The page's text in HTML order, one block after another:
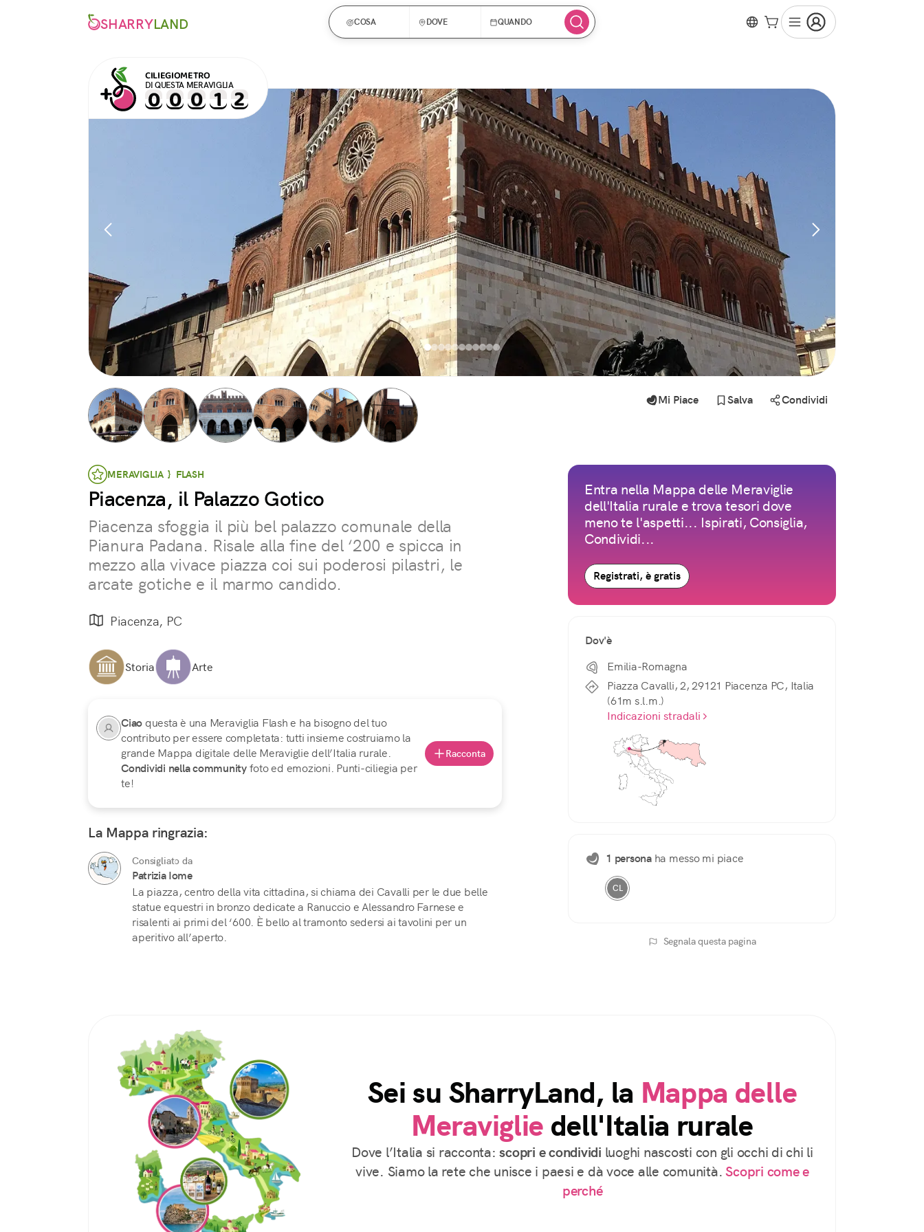
SHARRYLAND COSA DOVE QUANDO
CILIEGIOMETRO
DI QUESTA MERAVIGLIA
MERAVIGLIA } FLASH
Piacenza, il Palazzo Gotico
Piacenza sfoggia il più bel palazzo comunale della
Pianura Padana. Risale alla fine del ‘200 e spicca in
mezzo alla vivace piazza coi sui poderosi pilastri, le
arcate gotiche e il marmo candido.
Piacenza, PC
Storia Arte
Ciao questa è una Meraviglia Flash e ha bisogno del tuo
contributo per essere completata: tutti insieme costruiamo la
grande Mappa digitale delle Meraviglie dell’Italia rurale.
Condividi nella communityfoto ed emozioni. Punti-ciliegia per
te!
Racconta
La Mappa ringrazia:
Consigliato da
Patrizia Iome
La piazza, centro della vita cittadina, si chiama dei Cavalli per le due belle
statue equestri in bronzo dedicate a Ranuccio e Alessandro Farnese e
risalenti ai primi del ‘600. È bello al tramonto sedersi ai tavolini per un
aperitivo all’aperto.
Mi Piace Salva Condividi
Entra nella Mappa delle Meraviglie
dell'Italia rurale e trova tesori dove
meno te l'aspetti... Ispirati, Consiglia,
Condividi...
Registrati, è gratis
Dov'è
Emilia-Romagna
Piazza Cavalli, 2, 29121 Piacenza PC, Italia
(61m s.l.m.)
Indicazioni stradali
1 personaha messo mi piace
CL
Segnala questa pagina
Sei su SharryLand, la Mappa delle
Meraviglie dell'Italia rurale
Dove l’Italia si racconta:scopri e condividi luoghi nascosti con gli occhi di chi li
vive. Siamo la rete che unisce i paesi e dà voce alle comunità. Scopri come e
perché